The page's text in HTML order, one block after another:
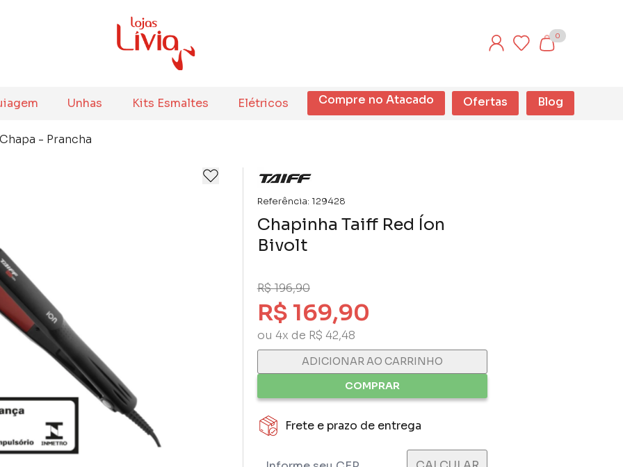
0
Unhas Kits Esmaltes Elétricos Compre no Atacado Ofertas Blog
Chapa - Prancha
Referência: 129428
Chapinha Taiff Red Íon
Bivolt
R$ 196,90
R$ 169,90
ou 4x de R$ 42,48
ADICIONAR AO CARRINHO
COMPRAR
Frete e prazo de entrega